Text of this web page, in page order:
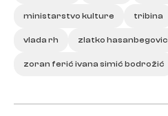
ministarstvo kulture tribina
vlada rh zlatko hasanbegovic
zoran ferić ivana simić bodrožić